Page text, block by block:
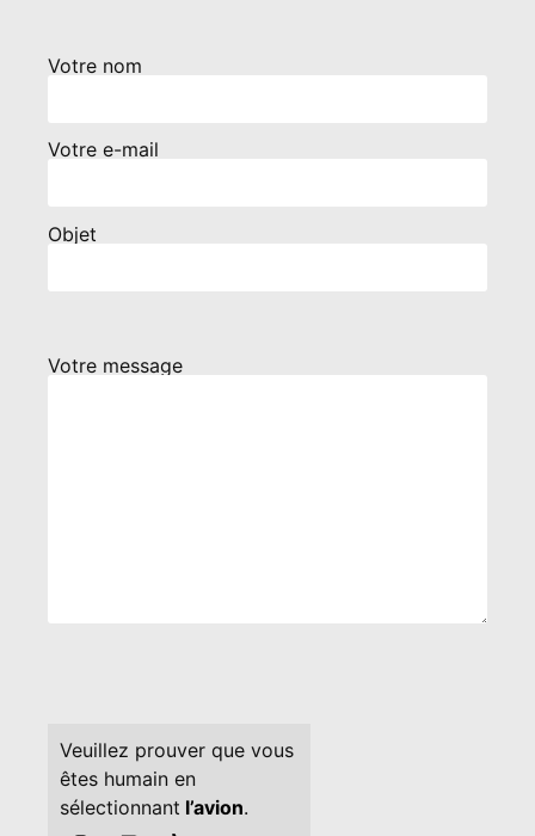
Votre nom
Votre e-mail
Objet
Votre message
Veuillez prouver que vous
êtes humain en
sélectionnant l’avion.